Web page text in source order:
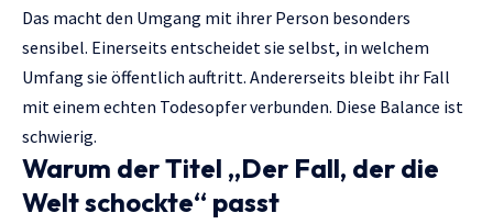
Das macht den Umgang mit ihrer Person besonders
sensibel. Einerseits entscheidet sie selbst, in welchem
Umfang sie öffentlich auftritt. Andererseits bleibt ihr Fall
mit einem echten Todesopfer verbunden. Diese Balance ist
schwierig.
Warum der Titel „Der Fall, der die
Welt schockte“ passt